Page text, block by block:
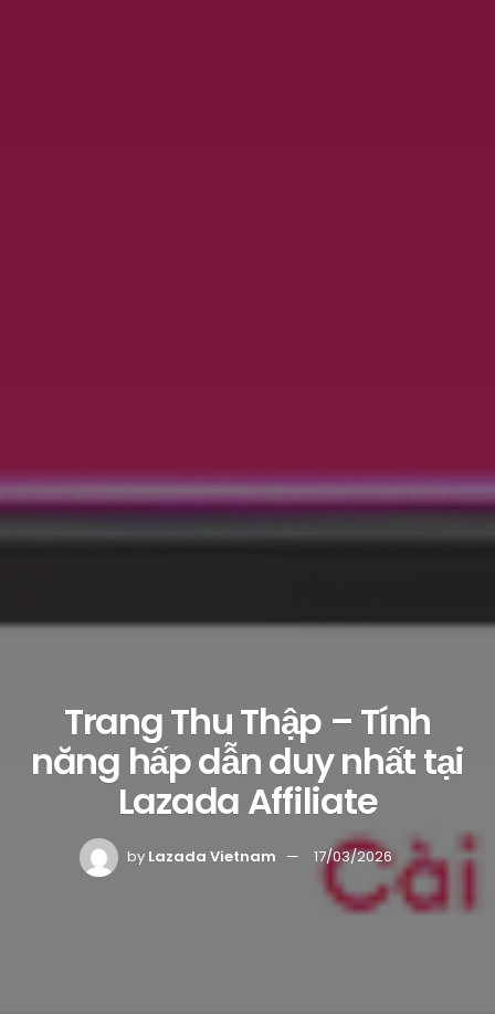
Trang Thu Thập – Tính
năng hấp dẫn duy nhất tại
Lazada Affiliate
by Lazada Vietnam 17/03/2026